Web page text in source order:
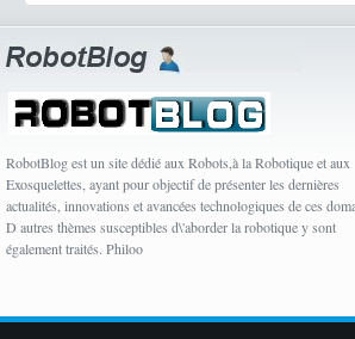
RobotBlog est un site dédié aux Robots,à la Robotique et aux
Exosquelettes, ayant pour objectif de présenter les dernières
actualités, innovations et avancées technologiques de ces
D autres thèmes susceptibles d\'aborder la robotique y sont
également traités. Philoo